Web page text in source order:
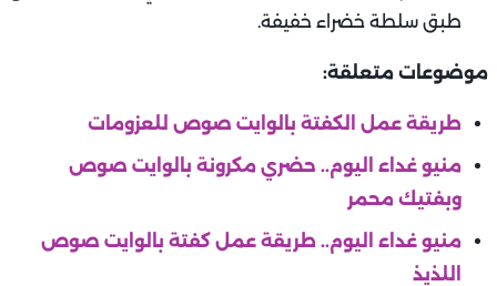
طبق سلطة خضراء خفيفة.
موضوعات متعلقة:
طريقة عمل الكفتة بالوايت صوص للعزومات
منيو غداء اليوم.. حضري مكرونة بالوايت صوص
وبفتيك محمر
منيو غداء اليوم.. طريقة عمل كفتة بالوايت صوص
اللذيذ